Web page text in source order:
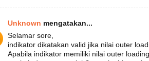
Unknown mengatakan...
Selamar sore,
indikator dikatakan valid jika nilai outer
Apabila indikator memiliki nilai outer